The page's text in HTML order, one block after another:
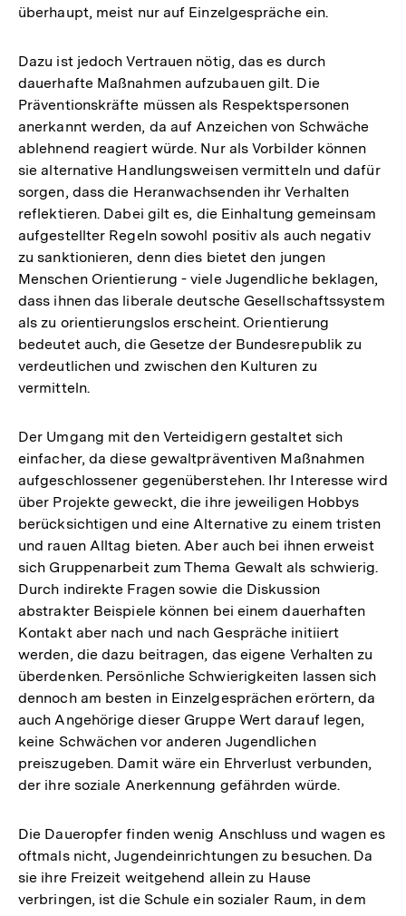
überhaupt, meist nur auf Einzelgespräche ein.
Dazu ist jedoch Vertrauen nötig, das es durch
dauerhafte Maßnahmen aufzubauen gilt. Die
Präventionskräfte müssen als Respektspersonen
anerkannt werden, da auf Anzeichen von Schwäche
ablehnend reagiert würde. Nur als Vorbilder können
sie alternative Handlungsweisen vermitteln und dafür
sorgen, dass die Heranwachsenden ihr Verhalten
reflektieren. Dabei gilt es, die Einhaltung gemeinsam
aufgestellter Regeln sowohl positiv als auch negativ
zu sanktionieren, denn dies bietet den jungen
Menschen Orientierung - viele Jugendliche beklagen,
dass ihnen das liberale deutsche Gesellschaftssystem
als zu orientierungslos erscheint. Orientierung
bedeutet auch, die Gesetze der Bundesrepublik zu
verdeutlichen und zwischen den Kulturen zu
vermitteln.
Der Umgang mit den Verteidigern gestaltet sich
einfacher, da diese gewaltpräventiven Maßnahmen
aufgeschlossener gegenüberstehen. Ihr Interesse wird
über Projekte geweckt, die ihre jeweiligen Hobbys
berücksichtigen und eine Alternative zu einem tristen
und rauen Alltag bieten. Aber auch bei ihnen erweist
sich Gruppenarbeit zum Thema Gewalt als schwierig.
Durch indirekte Fragen sowie die Diskussion
abstrakter Beispiele können bei einem dauerhaften
Kontakt aber nach und nach Gespräche initiiert
werden, die dazu beitragen, das eigene Verhalten zu
überdenken. Persönliche Schwierigkeiten lassen sich
dennoch am besten in Einzelgesprächen erörtern, da
auch Angehörige dieser Gruppe Wert darauf legen,
keine Schwächen vor anderen Jugendlichen
preiszugeben. Damit wäre ein Ehrverlust verbunden,
der ihre soziale Anerkennung gefährden würde.
Die Daueropfer finden wenig Anschluss und wagen es
oftmals nicht, Jugendeinrichtungen zu besuchen. Da
sie ihre Freizeit weitgehend allein zu Hause
verbringen, ist die Schule ein sozialer Raum, in demZum